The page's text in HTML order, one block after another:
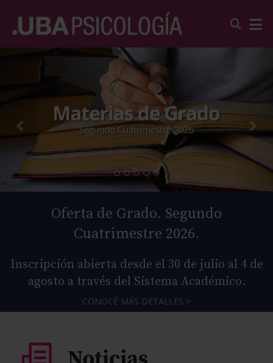
Oferta de Grado. Segundo
Cuatrimestre 2026.
Inscripción abierta desde el 30 de julio al 4 de
agosto a través del Sistema Académico.
CONOCÉ MÁS DETALLES >